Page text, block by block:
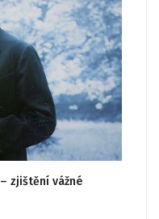
zjištění vážné